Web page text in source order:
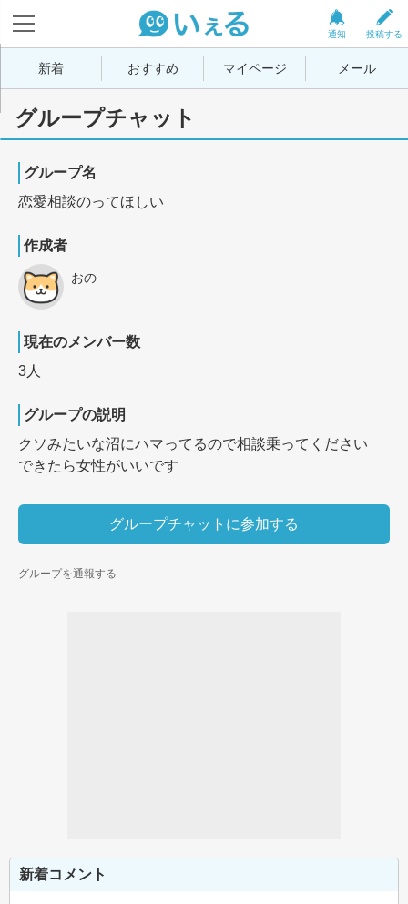
投稿する
通知
新着 おすすめ マイページ メール
グループチャット
グループ名
恋愛相談のってほしい
作成者
おの
現在のメンバー数
3人
グループの説明
クソみたいな沼にハマってるので相談乗ってください
できたら女性がいいです
グループチャットに参加する
グループを通報する
新着コメント